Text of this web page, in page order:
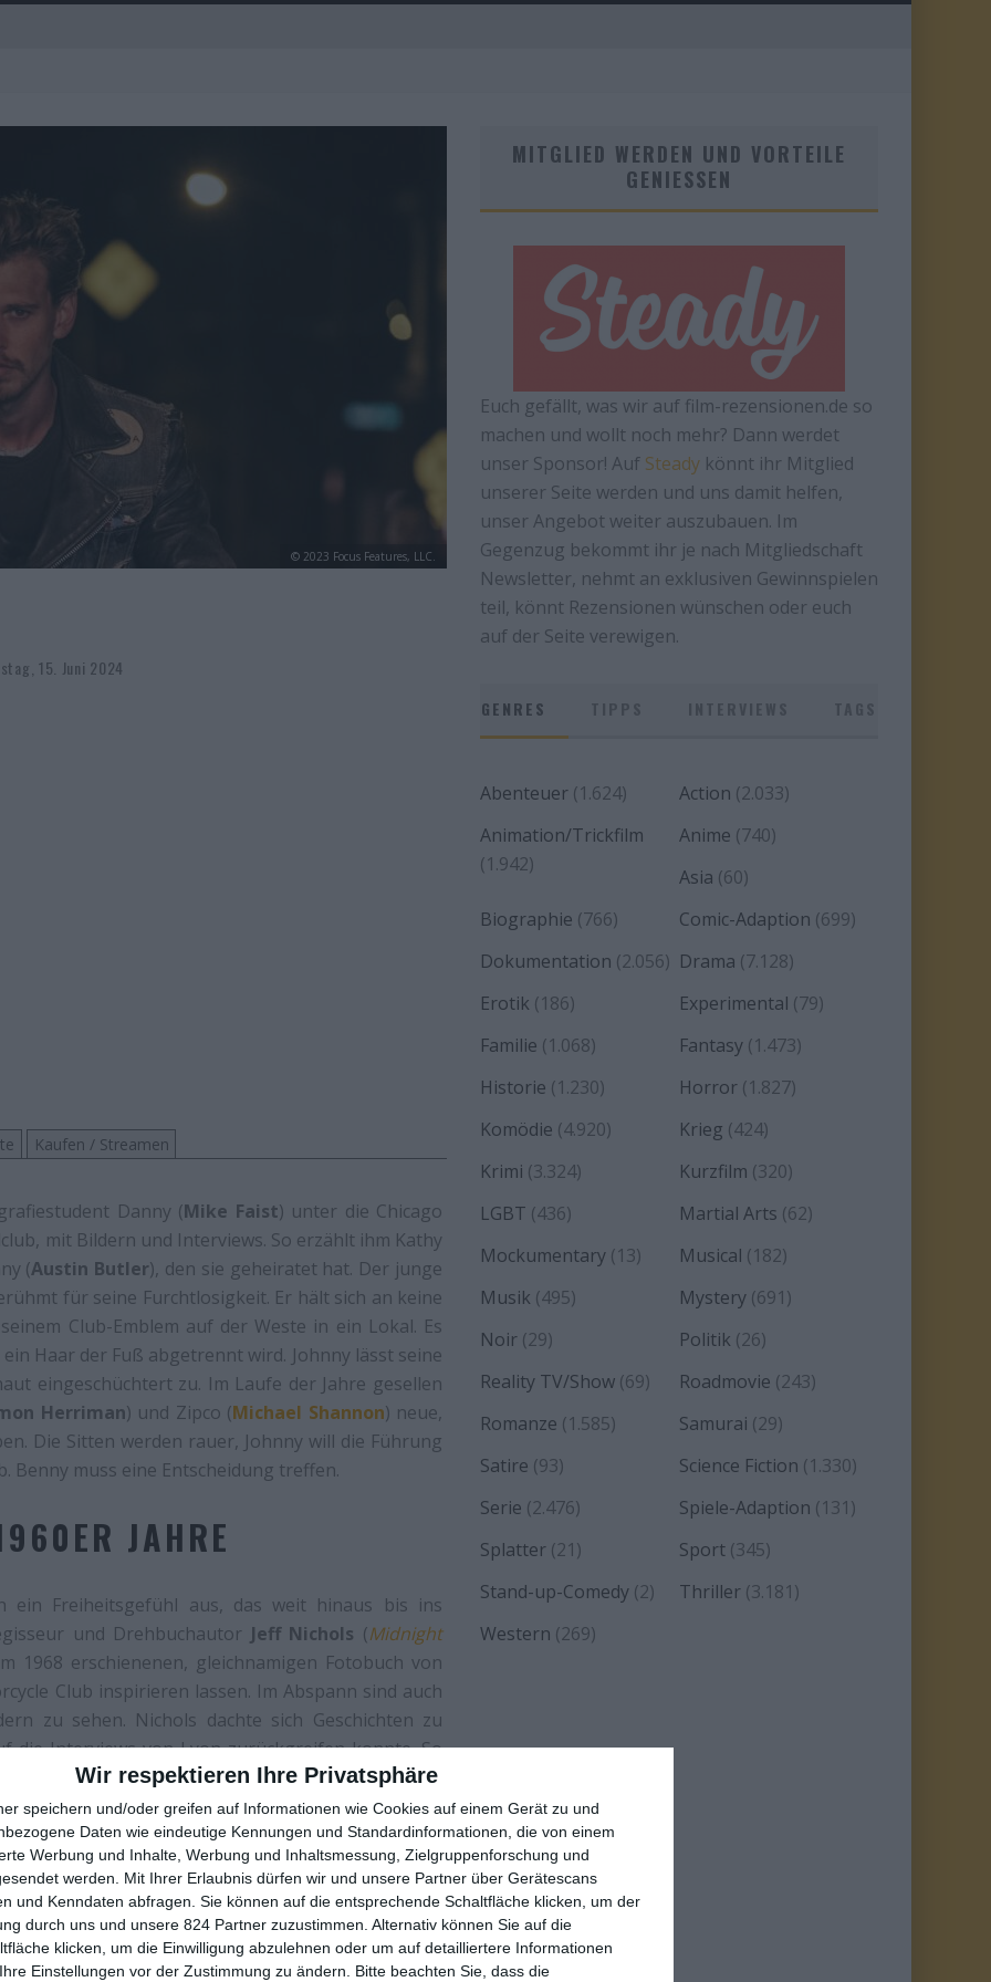
Wir respektieren Ihre Privatsphäre
speichern und/oder greifen auf Informationen wie Cookies auf einem Gerät zu und
Daten wie eindeutige Kennungen und Standardinformationen, die von einem
Werbung und Inhalte, Werbung und Inhaltsmessung, Zielgruppenforschung und
werden.
Mit Ihrer Erlaubnis dürfen wir und unsere Partner über Gerätescans
und Kenndaten abfragen. Sie können auf die entsprechende Schaltfläche klicken, um der
durch uns und unsere 824 Partner zuzustimmen. Alternativ können Sie auf die
klicken, um die Einwilligung abzulehnen oder um auf detailliertere Informationen
Einstellungen vor der Zustimmung zu ändern.
Bitte beachten Sie, dass die
© 2023 Focus Features, LLC.
15. Juni 2024
Kaufen / Streamen
Danny (Mike Faist) unter die Chicago
mit Bildern und Interviews. So erzählt ihm Kathy
(Austin Butler), den sie geheiratet hat. Der junge
für seine Furchtlosigkeit. Er hält sich an keine
Club-Emblem auf der Weste in ein Lokal. Es
Haar der Fuß abgetrennt wird. Johnny lässt seine
eingeschüchtert zu. Im Laufe der Jahre gesellen
Herriman) und Zipco (Michael Shannon) neue,
Die Sitten werden rauer, Johnny will die Führung
Benny muss eine Entscheidung treffen.
JAHRE
Freiheitsgefühl aus, das weit hinaus bis ins
und Drehbuchautor Jeff Nichols (Midnight
1968 erschienenen, gleichnamigen Fotobuch von
Club inspirieren lassen. Im Abspann sind auch
zu sehen. Nichols dachte sich Geschichten zu
die Interviews von Lyon zurückgreifen konnte. So
Filmfigur folgt. Man sieht die von Jodie
junge Frau wiederholt mit dem Fotografen im
Weise schnippischen Erzählungen über Benny und
Rückblenden.
Bezugspunkte, die er in seinem Spielfilm auch
Jahr 1953 undEasy Rider von 1969. Johnny, der ein
führt, lässt sich zur Gründung der
MITGLIED WERDEN UND VORTEILE
GENIESSEN
Euch gefällt, was wir auf film-rezensionen.de so
machen und wollt noch mehr? Dann werdet
unser Sponsor! Auf Steady könnt ihr Mitglied
unserer Seite werden und uns damit helfen,
unser Angebot weiter auszubauen. Im
Gegenzug bekommt ihr je nach Mitgliedschaft
Newsletter, nehmt an exklusiven Gewinnspielen
teil, könnt Rezensionen wünschen oder euch
auf der Seite verewigen.
GENRES
Abenteuer (1.624) Action (2.033)
Animation/Trickfilm
(1.942)
Anime (740)
Asia (60)
Biographie (766) Comic-Adaption (699)
Dokumentation (2.056) Drama (7.128)
Erotik (186) Experimental (79)
Familie (1.068) Fantasy(1.473)
Historie (1.230) Horror(1.827)
Komödie (4.920) Krieg (424)
Krimi (3.324) Kurzfilm (320)
LGBT (436) Martial Arts (62)
Mockumentary (13) Musical (182)
Musik (495) Mystery(691)
Noir (29) Politik (26)
Reality TV/Show (69) Roadmovie (243)
Romanze (1.585) Samurai (29)
Satire (93) Science Fiction (1.330)
Serie (2.476) Spiele-Adaption (131)
Splatter (21) Sport(345)
Stand-up-Comedy (2) Thriller(3.181)
Western (269)